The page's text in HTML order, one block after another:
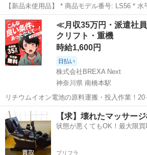
【新品未使用品】 * 商品モデル番号: LS56 * 水平・垂直偏波対応 * 受
信チャンネル:ch.13~52 * 動作利得:7.1~10.1dB
径:22~39mm * DHマーク取得 * RoHS対応 *...
埼玉 さいたま市 与野駅 テレビ
≪月収35万円・派遣社
クリフト・重機
時給1,600円
日払い
株式会社BREXA Next
神奈川県 南橋本駅
リチウムイオン電池の原料運搬・投入作業！
ワンルーム寮完備！赴任旅費会社負担！年間
ト免許お持ちの方、活躍中！就業先食堂利用
市》 人気の工場のお仕事 ◇電...
神奈川 相模原市 南橋本駅 その他
【求】壊れたマッサー
状態が悪くてもOK！最大限買
プリフラ